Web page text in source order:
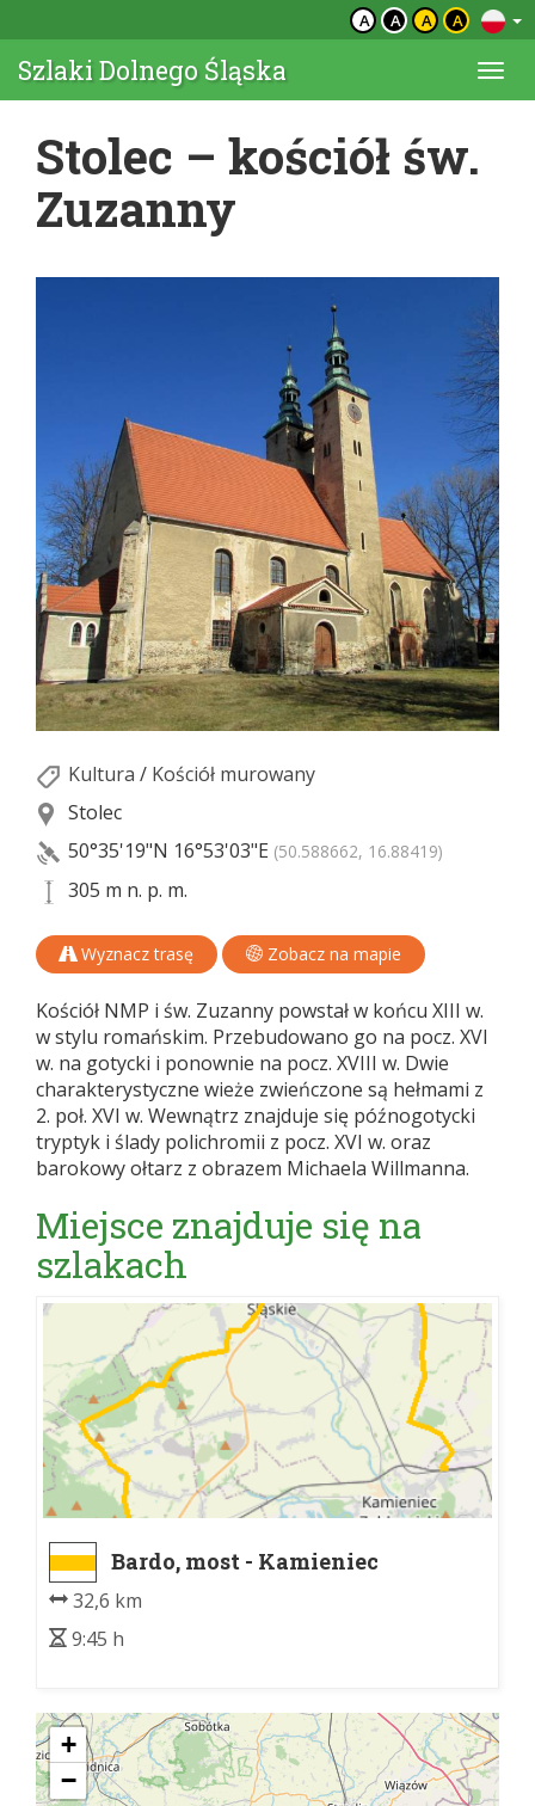
A A A A
Szlaki Dolnego Śląska
Stolec – kościół św.
Zuzanny
Kultura / Kościół murowany
Stolec
50°35'19"N 16°53'03"E (50.588662, 16.88419)
305 m n. p. m.
Wyznacz trasę Zobacz na mapie
Kościół NMP i św. Zuzanny powstał w końcu XIII w.
w stylu romańskim. Przebudowano go na pocz. XVI
w. na gotycki i ponownie na pocz. XVIII w. Dwie
charakterystyczne wieże zwieńczone są hełmami z
2. poł. XVI w. Wewnątrz znajduje się późnogotycki
tryptyk i ślady polichromii z pocz. XVI w. oraz
barokowy ołtarz z obrazem Michaela Willmanna.
Miejsce znajduje się na
szlakach
Bardo, most - Kamieniec
Ząbkowicki, dw. kol.
32,6 km
9:45 h
+
−